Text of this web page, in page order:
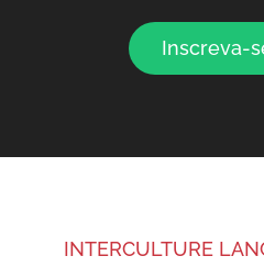
Inscreva-
INTERCULTURE